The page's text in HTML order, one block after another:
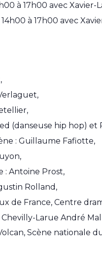
à 17h00 avec Xavier-
à 17h00 avec
(danseuse hip hop) et
: Guillaume Fafiotte,
: Antoine Prost,
Rolland,
de France, Centre
Larue André
Scène nationale